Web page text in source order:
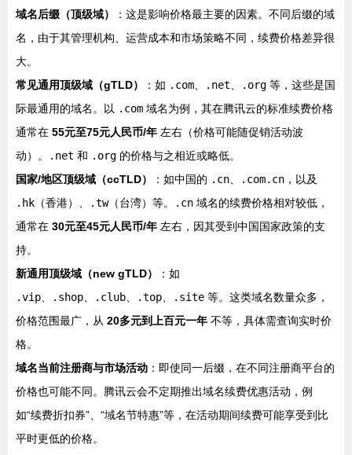
域名后缀（顶级域）
：这是影响价格最主要的因素。不同后缀的域
名，由于其管理机构、运营成本和市场策略不同，续费价格差异很
大。
常见通用顶级域（gTLD）
：如 .com .net .org 等，这些是国
际最通用的域名。以 .com 域名为例，其在腾讯云的标准续费价格
通常在 55元至75元人民币/年 左右（价格可能随促销活动波
动）。
.net 和 .org 的价格与之相近或略低。
国家/地区顶级域（ccTLD）
：如中国的 .cn .com.cn ，以及
.hk （香港）、 .tw（台湾）等。 .cn 域名的续费价格相对较低，
通常在 30元至45元人民币/年 左右，因其受到中国国家政策的支
持。
新通用顶级域（new gTLD）
：如
.vip
.shop .club .top .site 等。这类域名数量众多，
价格范围最广，从 20多元到上百元一年 不等，具体需查询实时价
格。
域名当前注册商与市场活动 ：即使同一后缀，在不同注册商平台的
价格也可能不同。腾讯云会不定期推出域名续费优惠活动，例
如“续费折扣券”、“域名节特惠”等，在活动期间续费可能享受到比
平时更低的价格。